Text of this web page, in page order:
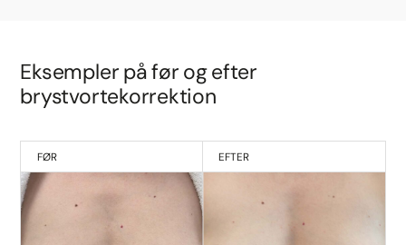
Eksempler på før og efter
brystvortekorrektion
FØR EFTER